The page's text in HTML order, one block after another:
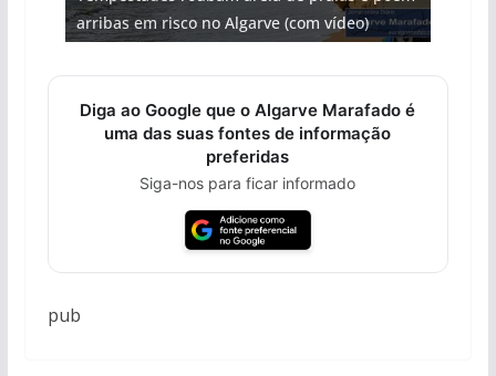
arribas em risco no Algarve (com vídeo)
gastronómica nasce no Algarve
entre redes e fábricas
Algarve voltam a ter vida (com vídeo)
hotéis (com vídeo)
Diga ao Google que o Algarve Marafado é
uma das suas fontes de informação
preferidas
Siga-nos para ficar informado
pub